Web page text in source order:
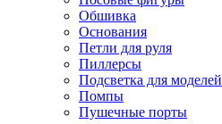
Обшивка
Основания
Петли для руля
Пиллерсы
Подсветка для моделей
Помпы
Пушечные порты